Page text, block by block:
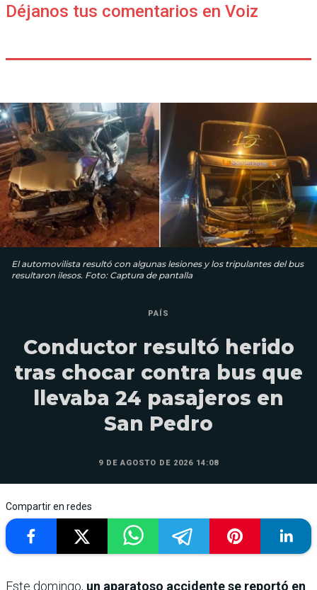
Déjanos tus comentarios en Voiz
El automovilista resultó con algunas lesiones y los tripulantes del bus
resultaron ilesos. Foto: Captura de pantalla
PAÍS
Conductor resultó herido
tras chocar contra bus que
llevaba 24 pasajeros en
San Pedro
9 DE AGOSTO DE 2026 14:08
Compartir en redes
Este domingo, un aparatoso accidente se reportó en